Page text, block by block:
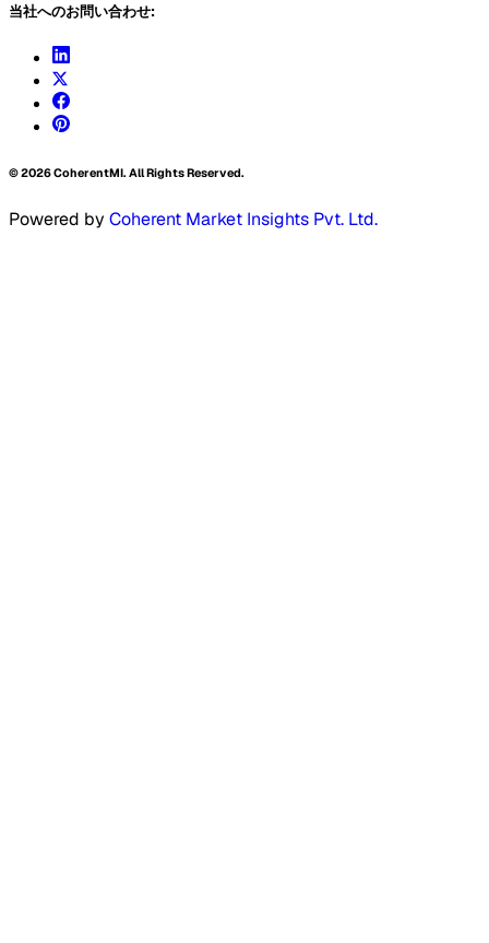
当社へのお問い合わせ:
©2026CoherentMI. All Rights Reserved.
Powered by Coherent Market Insights Pvt. Ltd.